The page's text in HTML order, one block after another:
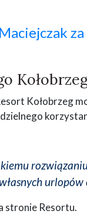
Kołobrzeg
stronie Resortu.